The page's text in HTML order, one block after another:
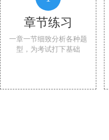
章节练习
一章一节细致分析各种题
型，为考试打下基础